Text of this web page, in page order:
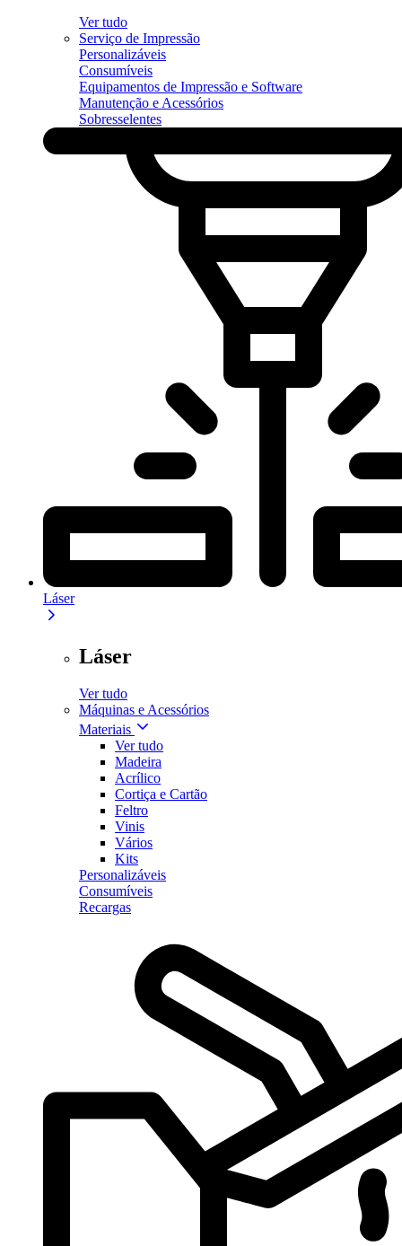
Ver tudo
Serviço de Impressão
Personalizáveis
Consumíveis
Equipamentos de Impressão e Software
Manutenção e Acessórios
Sobresselentes
Láser
Láser
Ver tudo
Máquinas e Acessórios
Materiais
Ver tudo
Madeira
Acrílico
Cortiça e Cartão
Feltro
Vinis
Vários
Kits
Personalizáveis
Consumíveis
Recargas